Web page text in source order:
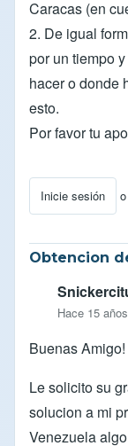
Caracas (en
2. De igual
por un tiempo
hacer o donde
esto.
Por favor tu
Inicie sesión o
Obtencion
Hace 15
Buenas Amigo!
Le solicito su
solucion a mi
Venezuela